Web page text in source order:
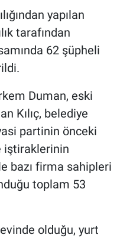
yapılan
tarafından
62 şüpheli
Duman, eski
Kılıç, belediye
partinin önceki
iştiraklerinin
bazı firma sahipleri
toplam 53
olduğu, yurt